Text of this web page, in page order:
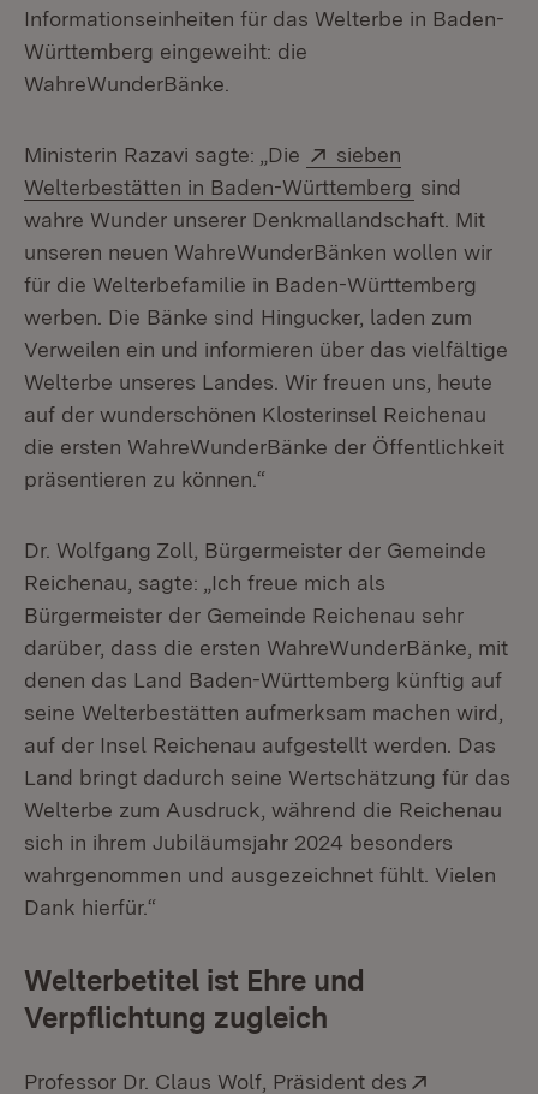
Informationseinheiten für das Welterbe in Baden-
Württemberg eingeweiht: die
WahreWunderBänke.
Ministerin Razavi sagte: „Die Extern:
sieben
Welterbestätten in Baden-Württemberg (Öffnet in
sind
wahre Wunder unserer Denkmallandschaft. Mit
unseren neuen WahreWunderBänken wollen wir
für die Welterbefamilie in Baden-Württemberg
werben. Die Bänke sind Hingucker, laden zum
Verweilen ein und informieren über das vielfältige
Welterbe unseres Landes. Wir freuen uns, heute
auf der wunderschönen Klosterinsel Reichenau
die ersten WahreWunderBänke der Öffentlichkeit
präsentieren zu können.“
Dr. Wolfgang Zoll, Bürgermeister der Gemeinde
Reichenau, sagte: „Ich freue mich als
Bürgermeister der Gemeinde Reichenau sehr
darüber, dass die ersten WahreWunderBänke, mit
denen das Land Baden-Württemberg künftig auf
seine Welterbestätten aufmerksam machen wird,
auf der Insel Reichenau aufgestellt werden. Das
Land bringt dadurch seine Wertschätzung für das
Welterbe zum Ausdruck, während die Reichenau
sich in ihrem Jubiläumsjahr 2024 besonders
wahrgenommen und ausgezeichnet fühlt. Vielen
Dank hierfür.“
Welterbetitel ist Ehre und
Verpflichtung zugleich
Professor Dr. Claus Wolf, Präsident des